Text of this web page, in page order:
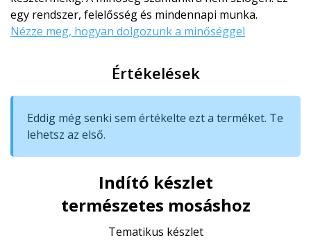
egy rendszer, felelősség és mindennapi munka.
Nézze meg, hogyan dolgozunk a minőséggel
Értékelések
Eddig még senki sem értékelte ezt a terméket. Te
lehetsz az első.
Indító készlet
természetes mosáshoz
Tematikus készlet